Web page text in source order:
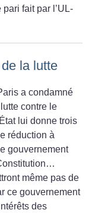
fait par l’UL-
la lutte
a condamné
contre le
lui donne trois
réduction à
gouvernement
même pas de
ce gouvernement
des